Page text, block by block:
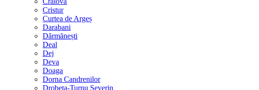
Cristur
Curtea de Argeș
Darabani
Dărmănești
Deal
Dej
Deva
Doaga
Dorna Candrenilor
Drobeta-Turnu Severin